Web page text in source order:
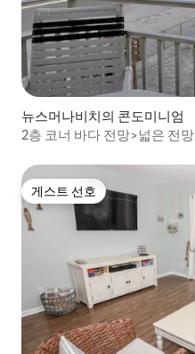
뉴스머나비치의 콘도미니엄
2층 코너 바다 전망>넓은 전망
게스트 선호
게스트 선호